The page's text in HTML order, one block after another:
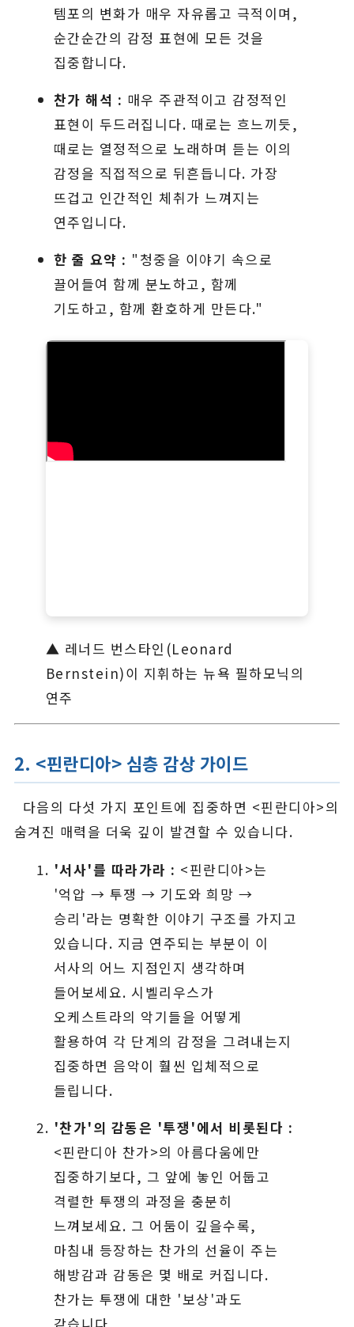
템포의 변화가 매우 자유롭고 극적이며,
순간순간의 감정 표현에 모든 것을
집중합니다.
찬가 해석 : 매우 주관적이고 감정적인
표현이 두드러집니다. 때로는 흐느끼듯,
때로는 열정적으로 노래하며 듣는 이의
감정을 직접적으로 뒤흔듭니다. 가장
뜨겁고 인간적인 체취가 느껴지는
연주입니다.
한 줄 요약 : "청중을 이야기 속으로
끌어들여 함께 분노하고, 함께
기도하고, 함께 환호하게 만든다."
▲ 레너드 번스타인(Leonard
Bernstein)이 지휘하는 뉴욕 필하모닉의
연주
2. <핀란디아> 심층 감상 가이드
다음의 다섯 가지 포인트에 집중하면 <핀란디아>의
숨겨진 매력을 더욱 깊이 발견할 수 있습니다.
'서사'를 따라가라 : <핀란디아>는
'억압 → 투쟁 → 기도와 희망 →
승리'라는 명확한 이야기 구조를 가지고
있습니다. 지금 연주되는 부분이 이
서사의 어느 지점인지 생각하며
들어보세요. 시벨리우스가
오케스트라의 악기들을 어떻게
활용하여 각 단계의 감정을 그려내는지
집중하면 음악이 훨씬 입체적으로
들립니다.
'찬가'의 감동은 '투쟁'에서 비롯된다 :
<핀란디아 찬가>의 아름다움에만
집중하기보다, 그 앞에 놓인 어둡고
격렬한 투쟁의 과정을 충분히
느껴보세요. 그 어둠이 깊을수록,
마침내 등장하는 찬가의 선율이 주는
해방감과 감동은 몇 배로 커집니다.
찬가는 투쟁에 대한 '보상'과도